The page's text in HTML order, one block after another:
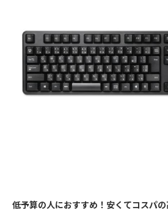
低予算の人におすすめ！安くてコスパ